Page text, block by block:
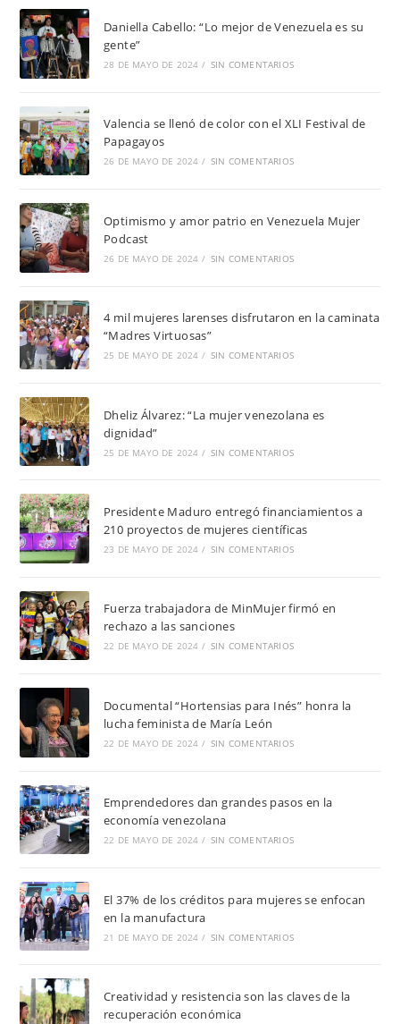
Daniella Cabello: “Lo mejor de Venezuela es su
gente”
28 DE MAYO DE 2024 / SIN COMENTARIOS
Valencia se llenó de color con el XLI Festival de
Papagayos
26 DE MAYO DE 2024 / SIN COMENTARIOS
Optimismo y amor patrio en Venezuela Mujer
Podcast
26 DE MAYO DE 2024 / SIN COMENTARIOS
4 mil mujeres larenses disfrutaron en la caminata
“Madres Virtuosas”
25 DE MAYO DE 2024 / SIN COMENTARIOS
Dheliz Álvarez: “La mujer venezolana es
dignidad”
25 DE MAYO DE 2024 / SIN COMENTARIOS
Presidente Maduro entregó financiamientos a
210 proyectos de mujeres científicas
23 DE MAYO DE 2024 / SIN COMENTARIOS
Fuerza trabajadora de MinMujer firmó en
rechazo a las sanciones
22 DE MAYO DE 2024 / SIN COMENTARIOS
Documental “Hortensias para Inés” honra la
lucha feminista de María León
22 DE MAYO DE 2024 / SIN COMENTARIOS
Emprendedores dan grandes pasos en la
economía venezolana
22 DE MAYO DE 2024 / SIN COMENTARIOS
El 37% de los créditos para mujeres se enfocan
en la manufactura
21 DE MAYO DE 2024 / SIN COMENTARIOS
Creatividad y resistencia son las claves de la
recuperación económica